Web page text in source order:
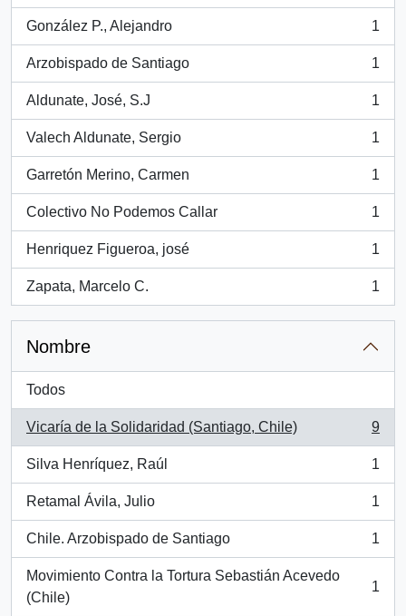
González P., Alejandro
, 1 resultados
1
Arzobispado de Santiago
, 1 resultados
1
Aldunate, José, S.J
, 1 resultados
1
Valech Aldunate, Sergio
, 1 resultados
1
Garretón Merino, Carmen
, 1 resultados
1
Colectivo No Podemos Callar
, 1 resultados
1
Henriquez Figueroa, josé
, 1 resultados
1
Zapata, Marcelo C.
, 1 resultados
1
Nombre
Todos
Vicaría de la Solidaridad (Santiago, Chile)
, 9 resultados
9
Silva Henríquez, Raúl
, 1 resultados
1
Retamal Ávila, Julio
, 1 resultados
1
Chile. Arzobispado de Santiago
, 1 resultados
1
Movimiento Contra la Tortura Sebastián Acevedo
(Chile)
, 1 resultados
1